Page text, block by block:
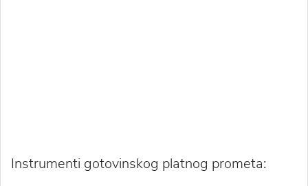
Instrumenti gotovinskog platnog prometa: